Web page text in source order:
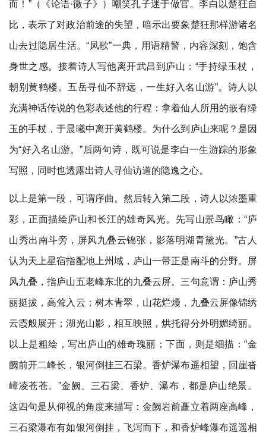
而！”（《论语​·微子》）嘲笑孔子迷于做官。李白以楚狂自
比，表示了对政治前途的失望，暗示出要象楚狂那样游诸名
山去过隐居生活。“凤歌”一典，用语精警，内容深刻，饱含
身世之感。接着诗人写他离开武昌到庐山：“手持绿玉杖，
朝别黄鹤楼。五岳寻仙不辞远，一生好入名山游”。诗人以
充满神话传说的色彩表述他的行程：拿着仙人所用的嵌有绿
玉的手杖，于晨曦中离开黄鹤楼。为什么到庐山来呢？是因
为“好入名山游。”后两句诗，既可说是李白一生游踪的形象
写照，同时也透露出诗人寻仙访道的隐逸之心。
以上是第一段，可谓序曲。然后转入第二段，诗人以浓墨重
彩，正面描绘庐山和长江的雄奇风光。先写山景鸟瞰：“庐
山秀出南斗旁，屏风九叠云锦张，影落明湖青黛光。”古人
认为天上星宿指配地上州域，庐山一带正是南斗的分野。屏
风九叠，指庐山五老峰东北的九叠云屏。三句意谓：庐山秀
丽挺拔，高耸入云；树木青翠，山花烂熳，九叠云屏像锦绣
云霞般展开；湖光山影，相互映照，烘托得分外明媚绮丽。
以上是粗绘，写出庐山的雄奇瑰丽；下面，则是细描：“金
阙前开二峰长，银河倒挂三石梁。香炉瀑布遥相望，回崖沓
嶂凌苍苍。”金阙、三石梁、香炉、瀑布，都是庐山绝景。
这四句是从仰视的角度来描写：金阙岩前矗立着两座高峰，
三石梁瀑布有如银河倒挂，飞泻而下，和香炉峰瀑布遥遥相